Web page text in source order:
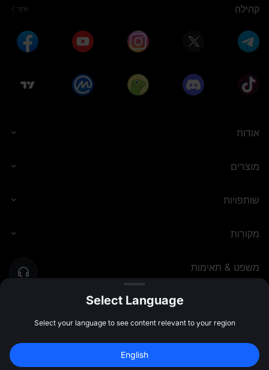
קהילה יוֹתֵר
אודות
מוצרים
שותפויות
מקורות
משפט & תאימות
©
2026
MEXC.COM
Select Language
Select your language to see content relevant to your region
English